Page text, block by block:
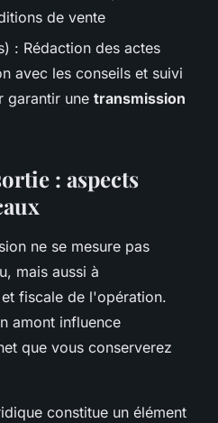
de vente
: Rédaction des actes
avec les conseils et suivi
garantir une transmission
: aspects
ne se mesure pas
mais aussi à
et fiscale de l'opération.
amont influence
que vous conserverez
constitue un élément